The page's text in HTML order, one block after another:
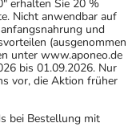
erhalten Sie 20 %
Nicht anwendbar auf
und
(ausgenommen
unter www.aponeo.de
bis 01.09.2026. Nur
vor, die Aktion früher
bei Bestellung mit